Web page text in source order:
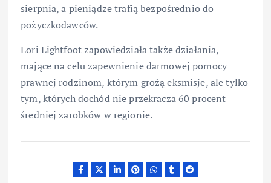
sierpnia, a pieniądze trafią bezpośrednio do
pożyczkodawców.
Lori Lightfoot zapowiedziała także działania,
mające na celu zapewnienie darmowej pomocy
prawnej rodzinom, którym grożą eksmisje, ale tylko
tym, których dochód nie przekracza 60 procent
średniej zarobków w regionie.